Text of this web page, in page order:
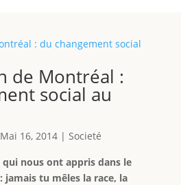
de Montréal :
social au
Mai 16, 2014| Societé
nous ont appris dans le
tu mêles la race, la